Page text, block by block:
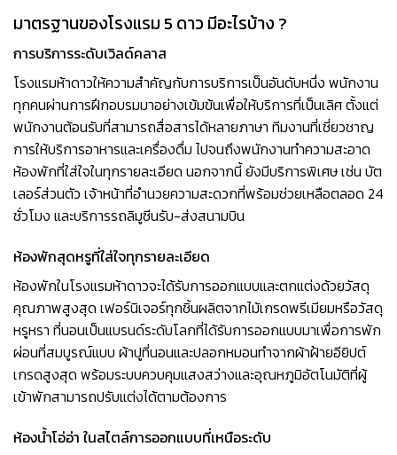
มาตรฐานของโรงแรม 5 ดาว มีอะไรบ้าง ?
การบริการระดับเวิลด์คลาส
โรงแรมห้าดาวให้ความสำคัญกับการบริการเป็นอันดับหนึ่ง พนักงาน
ทุกคนผ่านการฝึกอบรมมาอย่างเข้มข้นเพื่อให้บริการที่เป็นเลิศ ตั้งแต่
พนักงานต้อนรับที่สามารถสื่อสารได้หลายภาษา ทีมงานที่เชี่ยวชาญ
การให้บริการอาหารและเครื่องดื่ม ไปจนถึงพนักงานทำความสะอาด
ห้องพักที่ใส่ใจในทุกรายละเอียด นอกจากนี้ ยังมีบริการพิเศษ เช่น บัต
เลอร์ส่วนตัว เจ้าหน้าที่อำนวยความสะดวกที่พร้อมช่วยเหลือตลอด 24
ชั่วโมง และบริการรถลิมูซีนรับ-ส่งสนามบิน
ห้องพักสุดหรูที่ใส่ใจทุกรายละเอียด
ห้องพักในโรงแรมห้าดาวจะได้รับการออกแบบและตกแต่งด้วยวัสดุ
คุณภาพสูงสุด เฟอร์นิเจอร์ทุกชิ้นผลิตจากไม้เกรดพรีเมียมหรือวัสดุ
หรูหรา ที่นอนเป็นแบรนด์ระดับโลกที่ได้รับการออกแบบมาเพื่อการพัก
ผ่อนที่สมบูรณ์แบบ ผ้าปูที่นอนและปลอกหมอนทำจากผ้าฝ้ายอียิปต์
เกรดสูงสุด พร้อมระบบควบคุมแสงสว่างและอุณหภูมิอัตโนมัติที่ผู้
เข้าพักสามารถปรับแต่งได้ตามต้องการ
ห้องน้ำโอ่อ่า ในสไตล์การออกแบบที่เหนือระดับ